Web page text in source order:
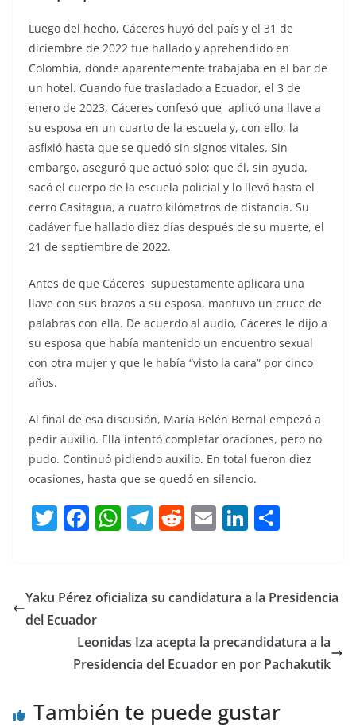
Luego del hecho, Cáceres huyó del país y el 31 de
diciembre de 2022 fue hallado y aprehendido en
Colombia, donde aparentemente trabajaba en el bar de
un hotel. Cuando fue trasladado a Ecuador, el 3 de
enero de 2023, Cáceres confesó que aplicó una llave a
su esposa en un cuarto de la escuela y, con ello, la
asfixió hasta que se quedó sin signos vitales. Sin
embargo, aseguró que actuó solo; que él, sin ayuda,
sacó el cuerpo de la escuela policial y lo llevó hasta el
cerro Casitagua, a cuatro kilómetros de distancia. Su
cadáver fue hallado diez días después de su muerte, el
21 de septiembre de 2022.
Antes de que Cáceres supuestamente aplicara una
llave con sus brazos a su esposa, mantuvo un cruce de
palabras con ella. De acuerdo al audio, Cáceres le dijo a
su esposa que había mantenido un encuentro sexual
con otra mujer y que le había “visto la cara” por cinco
años.
Al final de esa discusión, María Belén Bernal empezó a
pedir auxilio. Ella intentó completar oraciones, pero no
pudo. Continuó pidiendo auxilio. En total fueron diez
ocasiones, hasta que se quedó en silencio.
T
er
F
e
b
o
o
k
W
s
p
p
T
gr
m
R
di
E
l
Li
e
n
p
tir
Yaku Pérez oficializa su candidatura a la Presidencia
del Ecuador
Leonidas Iza acepta la precandidatura a la
Presidencia del Ecuador en por Pachakutik
También te puede gustar